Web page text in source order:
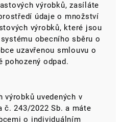
výrobků, zasíláte
údaje o množství
výrobků, které jsou
obecního sběru o
uzavřenou smlouvu o
pohozený odpad.
uvedených v
č. 243/2022 Sb. a máte
o individuálním